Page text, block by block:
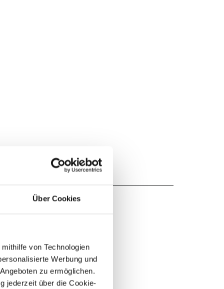
Über Cookies
von Technologien
Werbung und
zu ermöglichen.
jederzeit über die Cookie-